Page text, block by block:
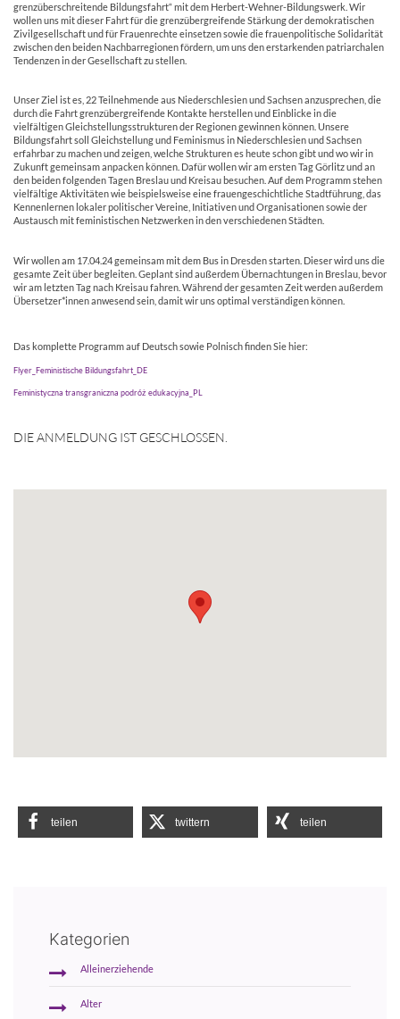
grenzüberschreitende Bildungsfahrt“ mit dem Herbert-Wehner-Bildungswerk. Wir
wollen uns mit dieser Fahrt für die grenzübergreifende Stärkung der demokratischen
Zivilgesellschaft und für Frauenrechte einsetzen sowie die frauenpolitische Solidarität
zwischen den beiden Nachbarregionen fördern, um uns den erstarkenden patriarchalen
Tendenzen in der Gesellschaft zu stellen.
Unser Ziel ist es, 22 Teilnehmende aus Niederschlesien und Sachsen anzusprechen, die
durch die Fahrt grenzübergreifende Kontakte herstellen und Einblicke in die
vielfältigen Gleichstellungsstrukturen der Regionen gewinnen können. Unsere
Bildungsfahrt soll Gleichstellung und Feminismus in Niederschlesien und Sachsen
erfahrbar zu machen und zeigen, welche Strukturen es heute schon gibt und wo wir in
Zukunft gemeinsam anpacken können. Dafür wollen wir am ersten Tag Görlitz und an
den beiden folgenden Tagen Breslau und Kreisau besuchen. Auf dem Programm stehen
vielfältige Aktivitäten wie beispielsweise eine frauengeschichtliche Stadtführung, das
Kennenlernen lokaler politischer Vereine, Initiativen und Organisationen sowie der
Austausch mit feministischen Netzwerken in den verschiedenen Städten.
Wir wollen am 17.04.24 gemeinsam mit dem Bus in Dresden starten. Dieser wird uns die
gesamte Zeit über begleiten. Geplant sind außerdem Übernachtungen in Breslau, bevor
wir am letzten Tag nach Kreisau fahren. Während der gesamten Zeit werden außerdem
Übersetzer*innen anwesend sein, damit wir uns optimal verständigen können.
Das komplette Programm auf Deutsch sowie Polnisch finden Sie hier:
Flyer_Feministische Bildungsfahrt_DE
Feministyczna transgraniczna podróż edukacyjna_PL
DIE ANMELDUNG IST GESCHLOSSEN.
teilen twittern teilen
Kategorien
Alleinerziehende
Alter